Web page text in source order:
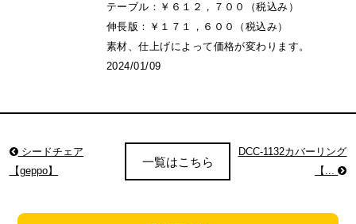
テーブル：￥６１２，７００（税込み）
伸長版：￥１７１，６００（税込み）
素材、仕上げによって価格が変わります。
2024/01/09
シードチェア
【geppo】
一覧はこちら
DCC-1132カバーリング
【...